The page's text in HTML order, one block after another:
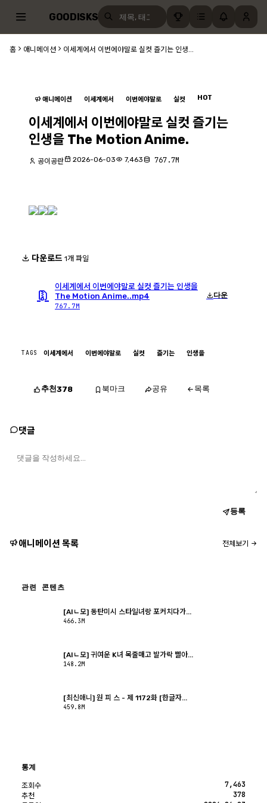
GOODISKS
홈 애니메이션 이세계에서 이번에야말로 실컷 즐기는 인생...
애니메이션 이세계에서 이번에야말로 실컷 HOT
이세계에서 이번에야말로 실컷 즐기는
인생을 The Motion Anime.
공이공란 2026-06-03 7,463 767.7M
다운로드 1개 파일
이세계에서 이번에야말로 실컷 즐기는 인생을
The Motion Anime..mp4
767.7M
다운
TAGS 이세계에서 이번에야말로 실컷 즐기는 인생을
추천378 북마크 공유 목록
댓글
등록
애니메이션 목록 전체보기
관련 콘텐츠
[AIㄴ모] 동탄미시 스타일녀랑 포커치다가...
466.3M
[AIㄴ모] 귀여운 K녀 목줄매고 발가락 빨아...
148.2M
[최신애니] 원 피 스 - 제 1172화 [한글자...
459.8M
통계
조회수 7,463
추천 378